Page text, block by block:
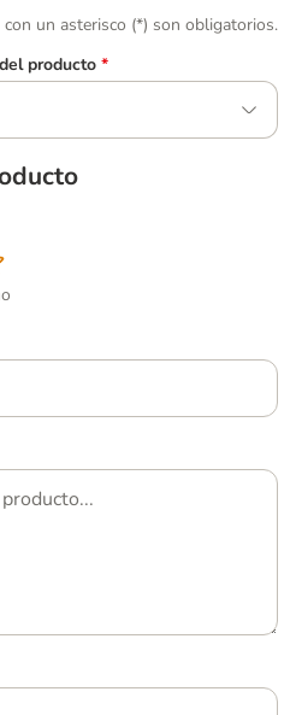
un asterisco (*) son obligatorios.
producto *